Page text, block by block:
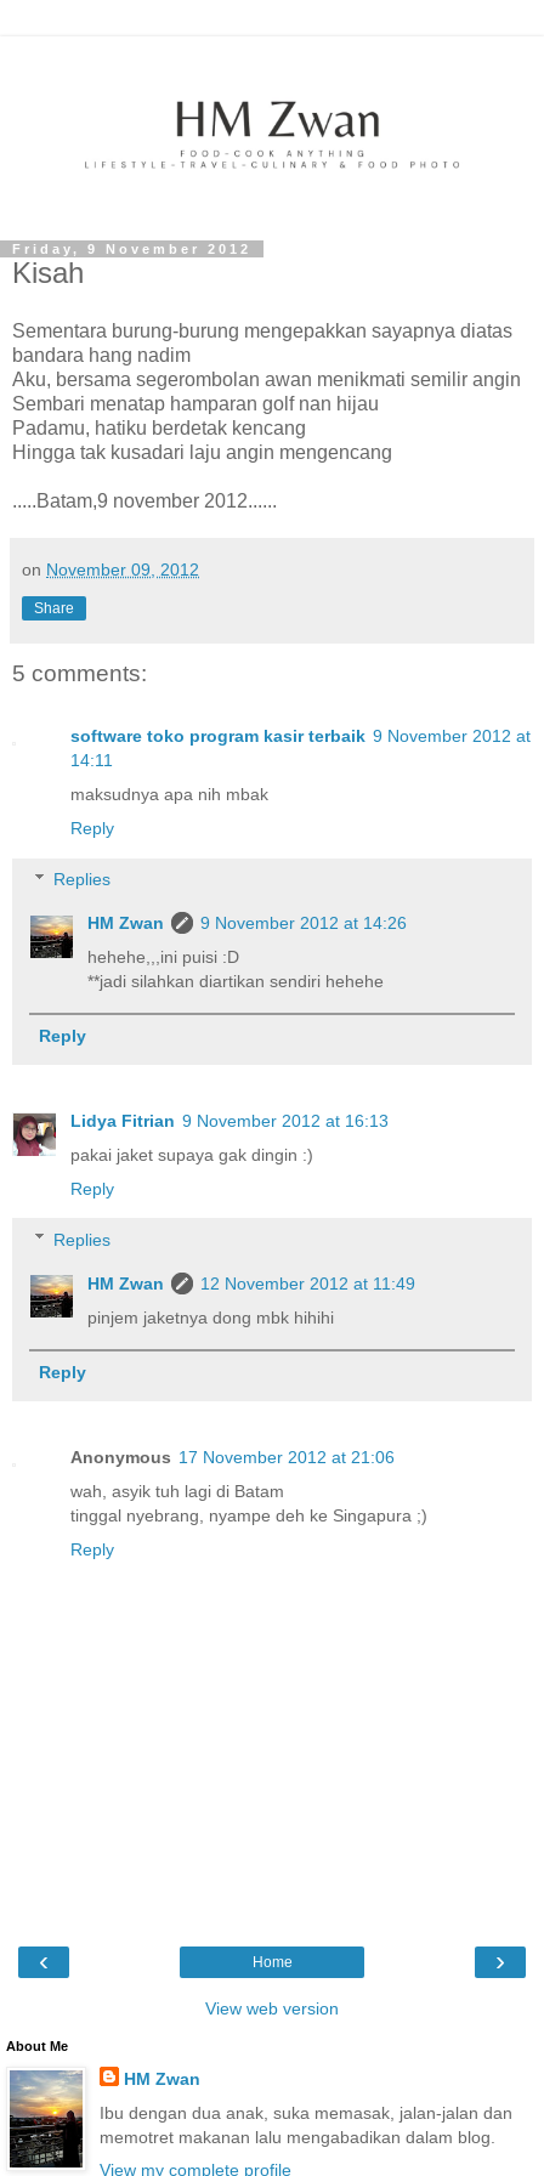
Friday, 9 November 2012
Kisah
Sementara burung-burung mengepakkan sayapnya diatas
bandara hang nadim
Aku, bersama segerombolan awan menikmati semilir angin
Sembari menatap hamparan golf nan hijau
Padamu, hatiku berdetak kencang
Hingga tak kusadari laju angin mengencang
.....Batam,9 november 2012......
on November 09, 2012
Share
5 comments:
software toko program kasir terbaik 9 November 2012 at
14:11
maksudnya apa nih mbak
Reply
Replies
HM Zwan
9 November 2012 at 14:26
hehehe,,,ini puisi :D
**jadi silahkan diartikan sendiri hehehe
Reply
Lidya Fitrian 9 November 2012 at 16:13
pakai jaket supaya gak dingin :)
Reply
Replies
HM Zwan
12 November 2012 at 11:49
pinjem jaketnya dong mbk hihihi
Reply
Anonymous 17 November 2012 at 21:06
wah, asyik tuh lagi di Batam
tinggal nyebrang, nyampe deh ke Singapura ;)
Reply
‹ ›
Home
View web version
About Me
HM Zwan
Ibu dengan dua anak, suka memasak, jalan-jalan dan
memotret makanan lalu mengabadikan dalam blog.
View my complete profile